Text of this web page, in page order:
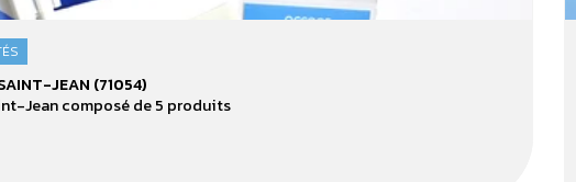
JEAN (71054)
Jean composé de 5 produits